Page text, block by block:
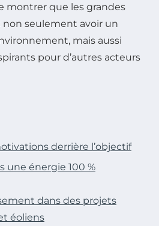
montrer que les grandes
seulement avoir un
mais aussi
pour d’autres acteurs
derrière l’objectif
une énergie 100 %
dans des projets
éoliens